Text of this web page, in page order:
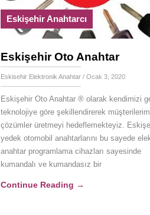
Eskişehir Anahtarcı
Eskişehir Oto Anahtar
Eskisehir Elektronik Anahtar / Ocak 3, 2020
Eskişehir Oto Anahtar ® olarak kendimizi
teknolojiye göre şekillendirerek
çözümler üretmeyi hedeflemekteyiz.
yedek otomobil anahtarlarını bu sayede
anahtar programlama cihazları sayesinde
kumandalı ve kumandasız bir
Continue Reading →